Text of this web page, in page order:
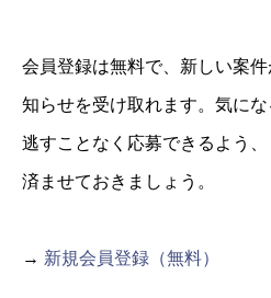
会員登録は無料で、新しい案
知らせを受け取れます。気に
逃すことなく応募できるよう
済ませておきましょう。
→ 新規会員登録（無料）